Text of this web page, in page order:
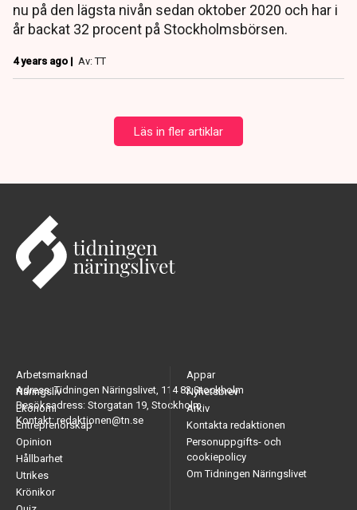
nu på den lägsta nivån sedan oktober 2020 och har i
år backat 32 procent på Stockholmsbörsen.
4 years ago | Av: TT
Läs in fler artiklar
Adress: Tidningen Näringslivet, 114 82 Stockholm
Besöksadress: Storgatan 19, Stockholm
Kontakt: redaktionen@tn.se
Arbetsmarknad
Näringsliv
Ekonomi
Entreprenörskap
Opinion
Hållbarhet
Utrikes
Krönikor
Appar
Nyhetsbrev
Arkiv
Kontakta redaktionen
Personuppgifts- och
cookiepolicy
Om Tidningen Näringslivet